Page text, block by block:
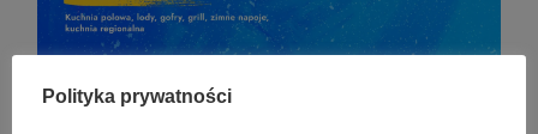
Polityka prywatności